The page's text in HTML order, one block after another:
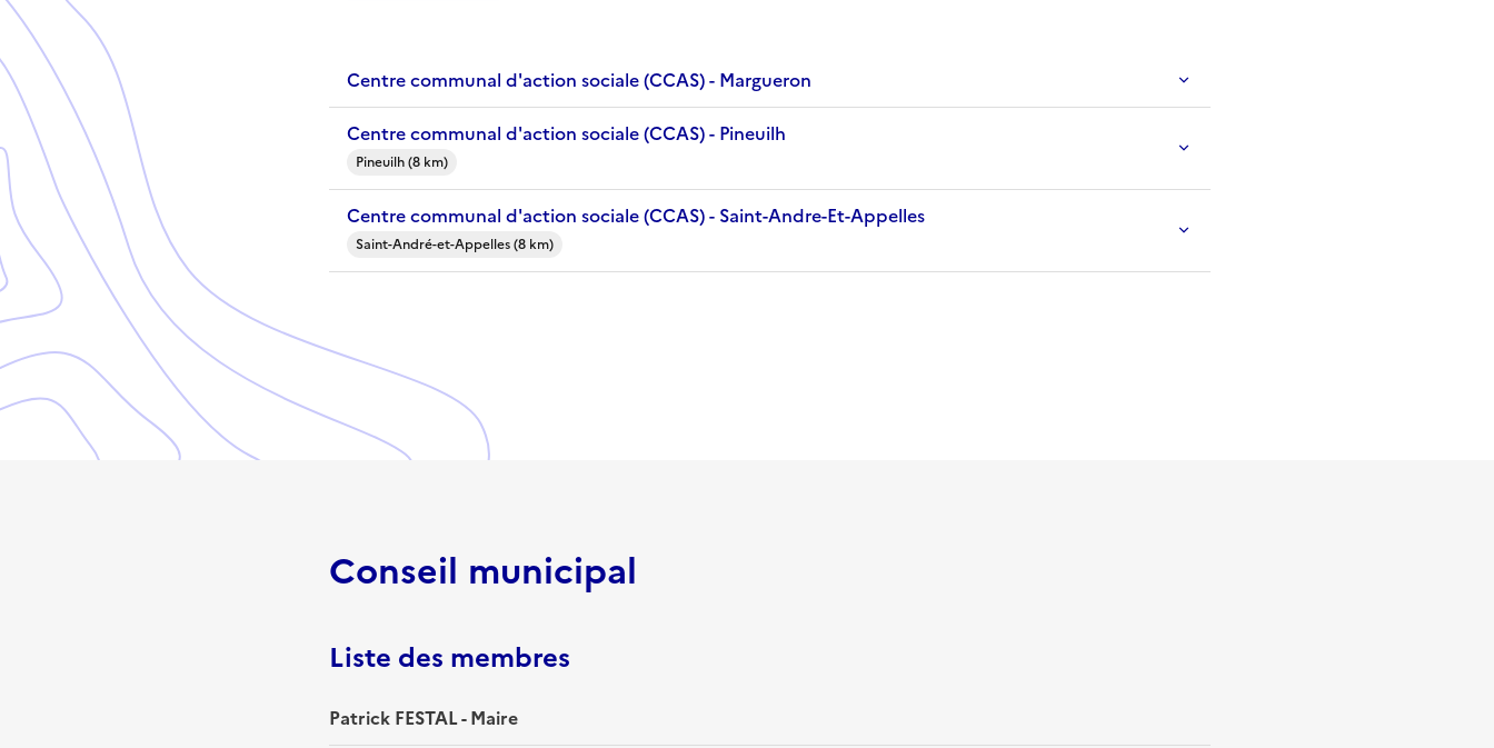
Centre communal d'action sociale (CCAS) - Margueron
Centre communal d'action sociale (CCAS) - Pineuilh
Pineuilh (8 km)
Centre communal d'action sociale (CCAS) - Saint-Andre-Et-Appelles
Saint-André-et-Appelles (8 km)
Conseil municipal
Liste des membres
Patrick FESTAL - Maire